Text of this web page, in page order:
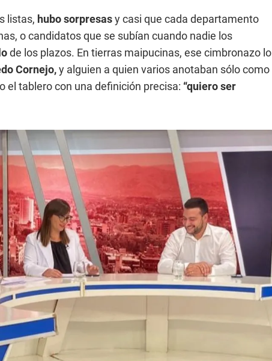
listas, hubo sorpresasy casi que cada departamento
o candidatos que se subían cuando nadie los
de los plazos. En tierras maipucinas, ese cimbronazo lo
Cornejo,y alguien a quien varios anotaban sólo como
el tablero con una definición precisa: “quiero ser